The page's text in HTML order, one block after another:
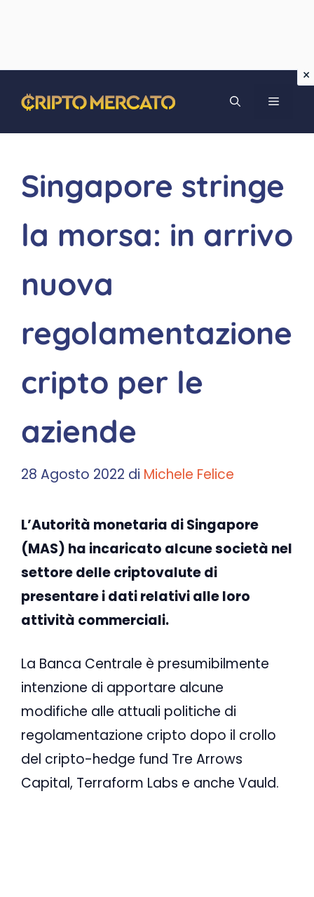
contenuto
MENU
Singapore stringe
la morsa: in arrivo
nuova
regolamentazione
cripto per le
aziende
28 Agosto 2022 di Michele Felice
L’Autorità monetaria di Singapore
(MAS) ha incaricato alcune società nel
settore delle criptovalute di
presentare i dati relativi alle loro
attività commerciali.
La Banca Centrale è presumibilmente
intenzione di apportare alcune
modifiche alle attuali politiche di
regolamentazione cripto dopo il crollo
del cripto-hedge fund Tre Arrows
Capital, Terraform Labs e anche Vauld.